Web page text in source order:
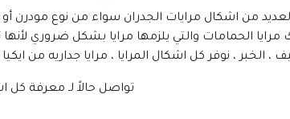
من اشكال مرايات الجدران سواء من نوع مودرن أو
مرايا الحمامات والتي يلزمها مرايا بشكل ضروري
، الخبر ، نوفر كل اشكال المرايا ، مرايا جداريه من
تواصل حالاً لـ معرفة كل